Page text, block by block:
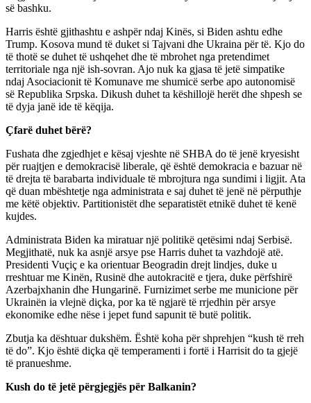
së bashku.
Harris është gjithashtu e ashpër ndaj Kinës, si Biden ashtu edhe
Trump. Kosova mund të duket si Tajvani dhe Ukraina për të. Kjo do
të thotë se duhet të ushqehet dhe të mbrohet nga pretendimet
territoriale nga një ish-sovran. Ajo nuk ka gjasa të jetë simpatike
ndaj Asociacionit të Komunave me shumicë serbe apo autonomisë
së Republika Srpska. Dikush duhet ta këshillojë herët dhe shpesh se
të dyja janë ide të këqija.
Çfarë duhet bërë?
Fushata dhe zgjedhjet e kësaj vjeshte në SHBA do të jenë kryesisht
për ruajtjen e demokracisë liberale, që është demokracia e bazuar në
të drejta të barabarta individuale të mbrojtura nga sundimi i ligjit. Ata
që duan mbështetje nga administrata e saj duhet të jenë në përputhje
me këtë objektiv. Partitionistët dhe separatistët etnikë duhet të kenë
kujdes.
Administrata Biden ka miratuar një politikë qetësimi ndaj Serbisë.
Megjithatë, nuk ka asnjë arsye pse Harris duhet ta vazhdojë atë.
Presidenti Vuçiç e ka orientuar Beogradin drejt lindjes, duke u
rreshtuar me Kinën, Rusinë dhe autokracitë e tjera, duke përfshirë
Azerbajxhanin dhe Hungarinë. Furnizimet serbe me municione për
Ukrainën ia vlejnë diçka, por ka të ngjarë të rrjedhin për arsye
ekonomike edhe nëse i jepet fund sapunit të butë politik.
Zbutja ka dështuar dukshëm. Është koha për shprehjen “kush të rreh
të do”. Kjo është diçka që temperamenti i fortë i Harrisit do ta gjejë
të pranueshme.
Kush do të jetë përgjegjës për Balkanin?